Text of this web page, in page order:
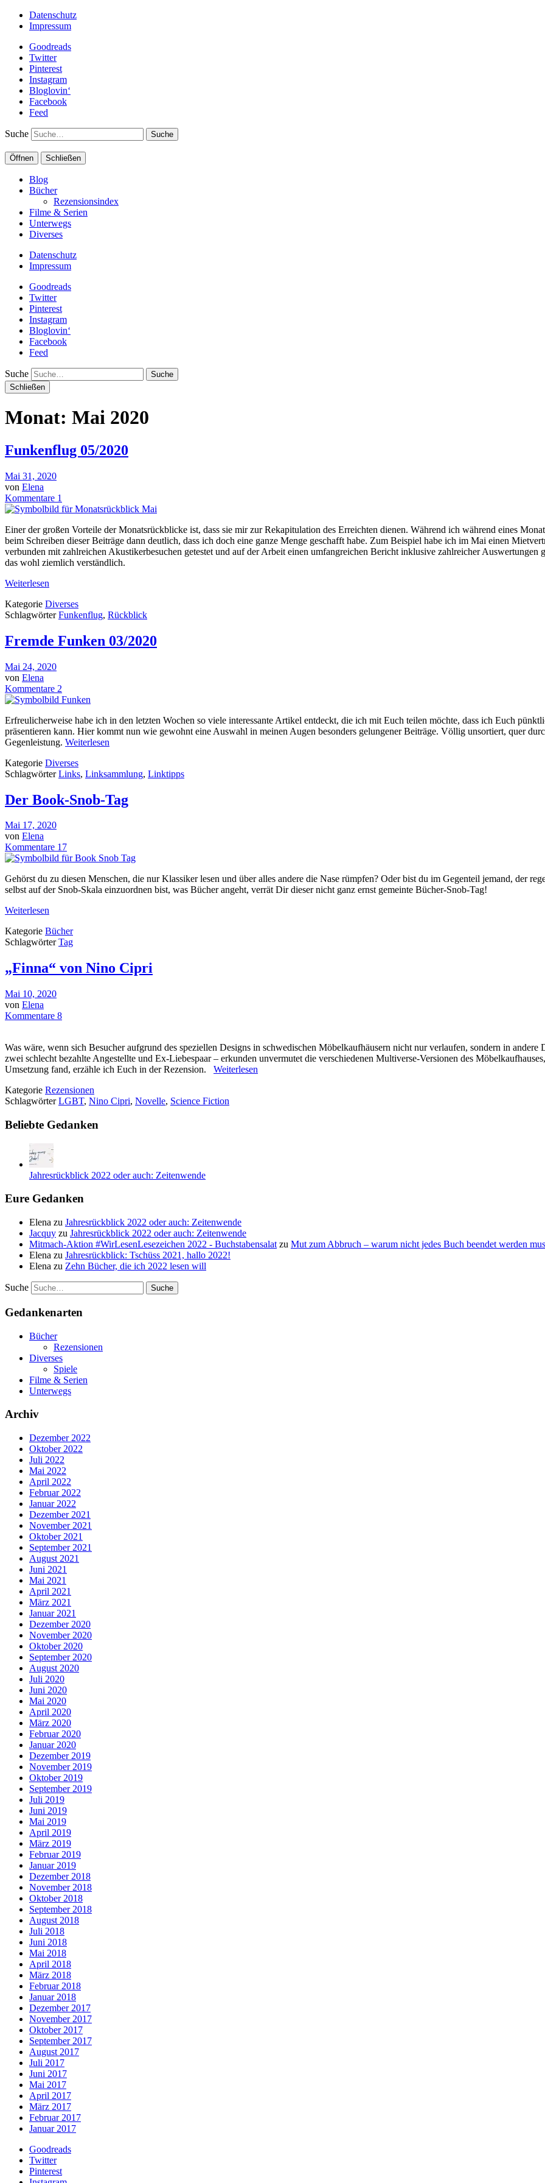
Datenschutz
Impressum
Goodreads
Twitter
Pinterest
Instagram
Bloglovin‘
Facebook
Feed
Suche
Öffnen Schließen
Blog
Bücher
Rezensionsindex
Filme & Serien
Unterwegs
Diverses
Datenschutz
Impressum
Goodreads
Twitter
Pinterest
Instagram
Bloglovin‘
Facebook
Feed
Suche
Schließen
Monat: Mai 2020
Funkenflug 05/2020
Mai 31, 2020
von Elena
Kommentare 1
Einer der großen Vorteile der Monatsrückblicke ist, dass sie mir zur Rekapitulation des Erreichten dienen. Während ich während eines
beim Schreiben dieser Beiträge dann deutlich, dass ich doch eine ganze Menge geschafft habe. Zum Beispiel habe ich im Mai einen
verbunden mit zahlreichen Akustikerbesuchen getestet und auf der Arbeit einen umfangreichen Bericht inklusive zahlreicher Auswertungen
das wohl ziemlich verständlich.
Weiterlesen
Kategorie Diverses
SchlagwörterFunkenflug, Rückblick
Fremde Funken 03/2020
Mai 24, 2020
von Elena
Kommentare 2
Erfreulicherweise habe ich in den letzten Wochen so viele interessante Artikel entdeckt, die ich mit Euch teilen möchte, dass ich Euch
präsentieren kann. Hier kommt nun wie gewohnt eine Auswahl in meinen Augen besonders gelungener Beiträge. Völlig unsortiert, quer
Gegenleistung. Weiterlesen
Kategorie Diverses
SchlagwörterLinks, Linksammlung, Linktipps
Der Book-Snob-Tag
Mai 17, 2020
von Elena
Kommentare 17
Gehörst du zu diesen Menschen, die nur Klassiker lesen und über alles andere die Nase rümpfen? Oder bist du im Gegenteil jemand, der
selbst auf der Snob-Skala einzuordnen bist, was Bücher angeht, verrät Dir dieser nicht ganz ernst gemeinte Bücher-Snob-Tag!
Weiterlesen
Kategorie Bücher
SchlagwörterTag
„Finna“ von Nino Cipri
Mai 10, 2020
von Elena
Kommentare 8
Was wäre, wenn sich Besucher aufgrund des speziellen Designs in schwedischen Möbelkaufhäusern nicht nur verlaufen, sondern in
zwei schlecht bezahlte Angestellte und Ex-Liebespaar – erkunden unvermutet die verschiedenen Multiverse-Versionen des
Umsetzung fand, erzähle ich Euch in der Rezension. Weiterlesen
Kategorie Rezensionen
SchlagwörterLGBT, Nino Cipri, Novelle, Science Fiction
Beliebte Gedanken
Jahresrückblick 2022 oder auch: Zeitenwende
Eure Gedanken
Elena zu Jahresrückblick 2022 oder auch: Zeitenwende
Jacquy zu Jahresrückblick 2022 oder auch: Zeitenwende
Mitmach-Aktion #WirLesenLesezeichen 2022 - Buchstabensalat zu Mut zum Abbruch – warum nicht jedes Buch beendet werden
Elena zu Jahresrückblick: Tschüss 2021, hallo 2022!
Elena zu Zehn Bücher, die ich 2022 lesen will
Suche
Gedankenarten
Bücher
Rezensionen
Diverses
Spiele
Filme & Serien
Unterwegs
Archiv
Dezember 2022
Oktober 2022
Juli 2022
Mai 2022
April 2022
Februar 2022
Januar 2022
Dezember 2021
November 2021
Oktober 2021
September 2021
August 2021
Juni 2021
Mai 2021
April 2021
März 2021
Januar 2021
Dezember 2020
November 2020
Oktober 2020
September 2020
August 2020
Juli 2020
Juni 2020
Mai 2020
April 2020
März 2020
Februar 2020
Januar 2020
Dezember 2019
November 2019
Oktober 2019
September 2019
Juli 2019
Juni 2019
Mai 2019
April 2019
März 2019
Februar 2019
Januar 2019
Dezember 2018
November 2018
Oktober 2018
September 2018
August 2018
Juli 2018
Juni 2018
Mai 2018
April 2018
März 2018
Februar 2018
Januar 2018
Dezember 2017
November 2017
Oktober 2017
September 2017
August 2017
Juli 2017
Juni 2017
Mai 2017
April 2017
März 2017
Februar 2017
Januar 2017
Goodreads
Twitter
Pinterest